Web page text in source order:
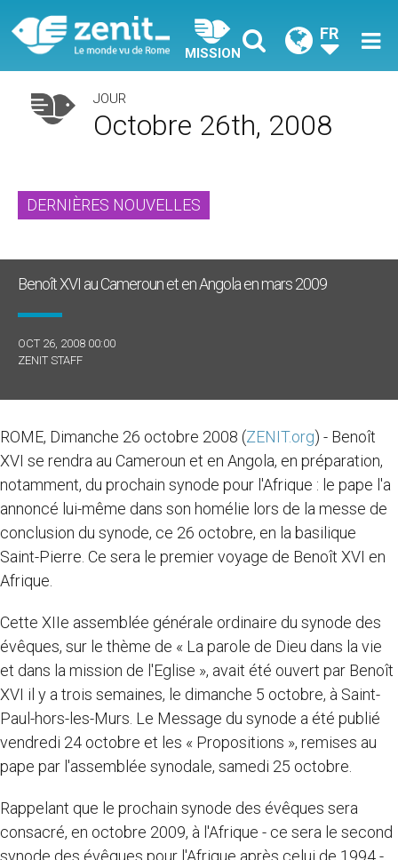
MISSION
FR
JOUR
Octobre 26th, 2008
DERNIÈRES NOUVELLES
Benoît XVI au Cameroun et en Angola en mars 2009
OCT 26, 2008 00:00
ZENIT STAFF
ROME, Dimanche 26 octobre 2008 (ZENIT.org) - Benoît
XVI se rendra au Cameroun et en Angola, en préparation,
notamment, du prochain synode pour l'Afrique : le pape l'a
annoncé lui-même dans son homélie lors de la messe de
conclusion du synode, ce 26 octobre, en la basilique
Saint-Pierre. Ce sera le premier voyage de Benoît XVI en
Afrique.
Cette XIIe assemblée générale ordinaire du synode des
évêques, sur le thème de « La parole de Dieu dans la vie
et dans la mission de l'Eglise », avait été ouvert par Benoît
XVI il y a trois semaines, le dimanche 5 octobre, à Saint-
Paul-hors-les-Murs. Le Message du synode a été publié
vendredi 24 octobre et les « Propositions », remises au
pape par l'assemblée synodale, samedi 25 octobre.
Rappelant que le prochain synode des évêques sera
consacré, en octobre 2009, à l'Afrique - ce sera le second
synode des évêques pour l'Afrique après celui de 1994 -,